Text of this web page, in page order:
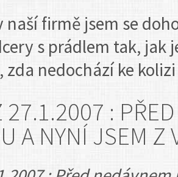
naší firmě jsem se
s prádlem tak, jak
zda nedochází ke
27.1.2007 :
A NYNÍ JSEM Z